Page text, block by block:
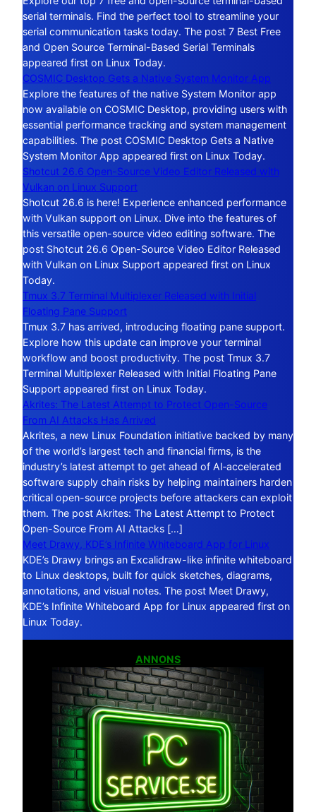
serial terminals. Find the perfect tool to streamline your
serial communication tasks today. The post 7 Best Free
and Open Source Terminal-Based Serial Terminals
appeared first on Linux Today.
COSMIC Desktop Gets a Native System Monitor App
Explore the features of the native System Monitor app
now available on COSMIC Desktop, providing users with
essential performance tracking and system management
capabilities. The post COSMIC Desktop Gets a Native
System Monitor App appeared first on Linux Today.
Shotcut 26.6 Open-Source Video Editor Released with
Vulkan on Linux Support
Shotcut 26.6 is here! Experience enhanced performance
with Vulkan support on Linux. Dive into the features of
this versatile open-source video editing software. The
post Shotcut 26.6 Open-Source Video Editor Released
with Vulkan on Linux Support appeared first on Linux
Today.
Tmux 3.7 Terminal Multiplexer Released with Initial
Floating Pane Support
Tmux 3.7 has arrived, introducing floating pane support.
Explore how this update can improve your terminal
workflow and boost productivity. The post Tmux 3.7
Terminal Multiplexer Released with Initial Floating Pane
Support appeared first on Linux Today.
Akrites: The Latest Attempt to Protect Open-Source
From AI Attacks Has Arrived
Akrites, a new Linux Foundation initiative backed by many
of the world’s largest tech and financial firms, is the
industry’s latest attempt to get ahead of AI‑accelerated
software supply chain risks by helping maintainers harden
critical open-source projects before attackers can exploit
them. The post Akrites: The Latest Attempt to Protect
Open-Source From AI Attacks […]
Meet Drawy, KDE’s Infinite Whiteboard App for Linux
KDE’s Drawy brings an Excalidraw-like infinite whiteboard
to Linux desktops, built for quick sketches, diagrams,
annotations, and visual notes. The post Meet Drawy,
KDE’s Infinite Whiteboard App for Linux appeared first on
Linux Today.
ANNONS